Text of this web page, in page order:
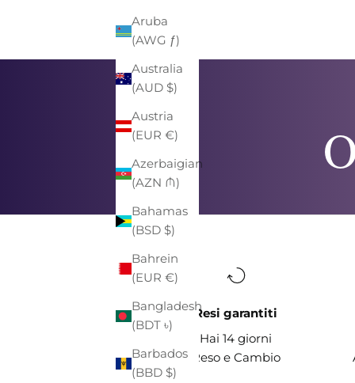
Aruba
(AWG ƒ)
Australia
(AUD $)
Austria
(EUR €)
Azerbaigian
(AZN ₼)
Bahamas
(BSD $)
Bahrein
(EUR €)
Bangladesh
(BDT ৳)
Barbados
(BBD $)
Resi garantiti
Hai 14 giorni
Reso e Cambio